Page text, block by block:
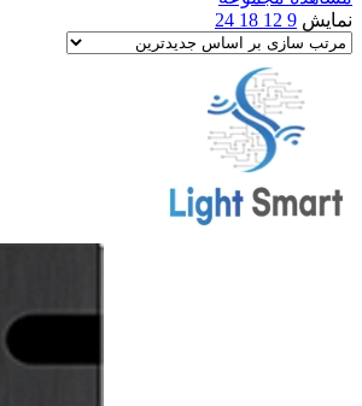
نمایش 9
12
18
24